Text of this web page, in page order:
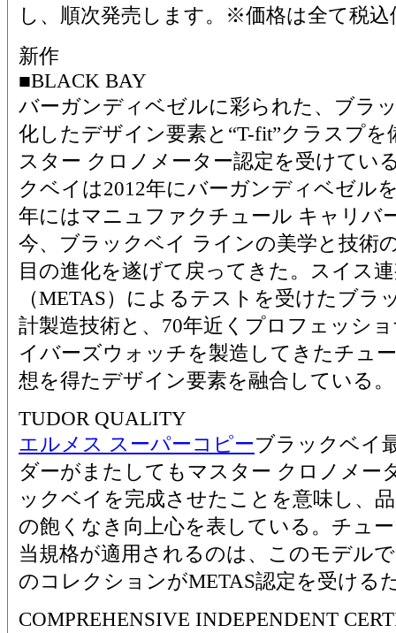
し、順次発売します。※価格は全て税込
新作
■BLACK BAY
バーガンディベゼルに彩られた、ブラ
化したデザイン要素と“T-fit”クラスプを
スター クロノメーター認定を受けてい
クベイは2012年にバーガンディベゼル
年にはマニュファクチュール キャリバ
今、ブラックベイ ラインの美学と技術
目の進化を遂げて戻ってきた。スイス
（METAS）によるテストを受けたブラ
計製造技術と、70年近くプロフェッシ
イバーズウォッチを製造してきたチュ
想を得たデザイン要素を融合している。
TUDOR QUALITY
エルメス スーパーコピーブラックベイ
ダーがまたしてもマスター クロノメー
ックベイを完成させたことを意味し、
の飽くなき向上心を表している。チュ
当規格が適用されるのは、このモデル
のコレクションがMETAS認定を受ける
COMPREHENSIVE INDEPENDENT